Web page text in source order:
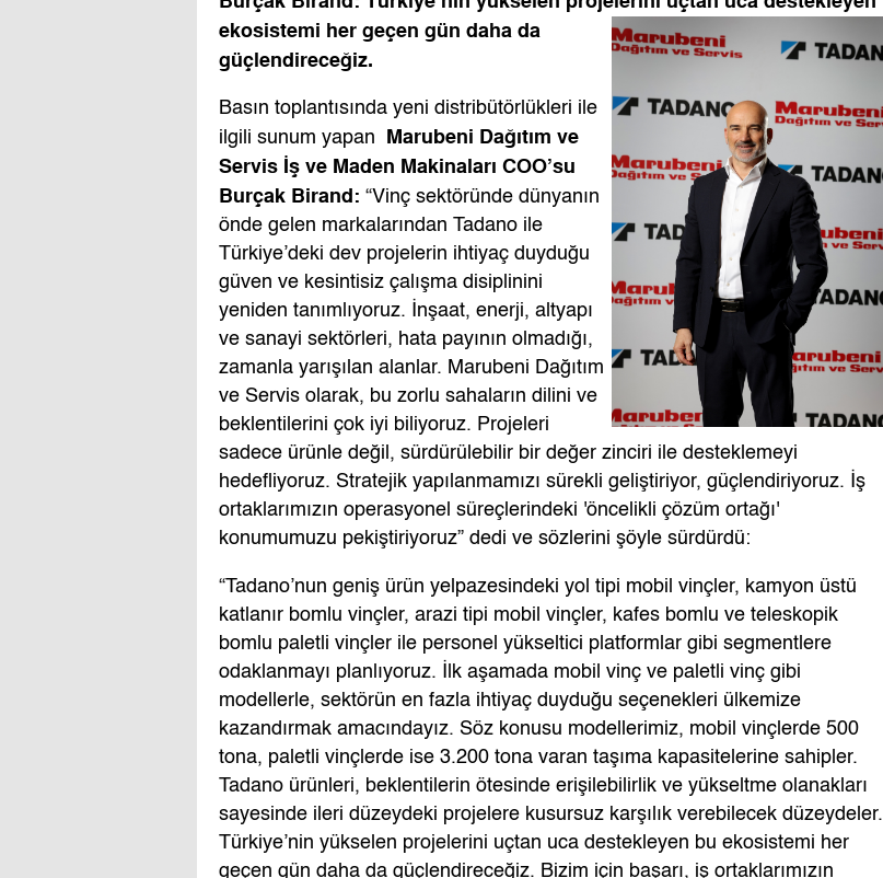
ekosistemi her geçen gün daha da
güçlendireceğiz.
Basın toplantısında yeni distribütörlükleri ile
ilgili sunum yapan
Marubeni Dağıtım ve
Servis İş ve Maden Makinaları COO’su
Burçak Birand: “Vinç sektöründe dünyanın
önde gelen markalarından Tadano ile
Türkiye’deki dev projelerin ihtiyaç duyduğu
güven ve kesintisiz çalışma disiplinini
yeniden tanımlıyoruz. İnşaat, enerji, altyapı
ve sanayi sektörleri, hata payının olmadığı,
zamanla yarışılan alanlar. Marubeni Dağıtım
ve Servis olarak, bu zorlu sahaların dilini ve
beklentilerini çok iyi biliyoruz. Projeleri
sadece ürünle değil, sürdürülebilir bir değer zinciri ile desteklemeyi
hedefliyoruz. Stratejik yapılanmamızı sürekli geliştiriyor, güçlendiriyoruz. İş
ortaklarımızın operasyonel süreçlerindeki 'öncelikli çözüm ortağı'
konumumuzu pekiştiriyoruz” dedi ve sözlerini şöyle sürdürdü:
“Tadano’nun geniş ürün yelpazesindeki yol tipi mobil vinçler, kamyon üstü
katlanır bomlu vinçler, arazi tipi mobil vinçler, kafes bomlu ve teleskopik
bomlu paletli vinçler ile personel yükseltici platformlar gibi segmentlere
odaklanmayı planlıyoruz. İlk aşamada mobil vinç ve paletli vinç gibi
modellerle, sektörün en fazla ihtiyaç duyduğu seçenekleri ülkemize
kazandırmak amacındayız. Söz konusu modellerimiz, mobil vinçlerde 500
tona, paletli vinçlerde ise 3.200 tona varan taşıma kapasitelerine sahipler.
Tadano ürünleri, beklentilerin ötesinde erişilebilirlik ve yükseltme olanakları
sayesinde ileri düzeydeki projelere kusursuz karşılık verebilecek düzeydeler.
Türkiye’nin yükselen projelerini uçtan uca destekleyen bu ekosistemi her
geçen gün daha da güçlendireceğiz. Bizim için başarı, iş ortaklarımızın